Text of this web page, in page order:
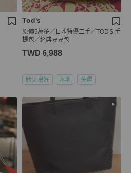
Tod's
原價5萬多／日本特優二手／TOD'S 手
提包／經典豆豆包
TWD 6,988
狀況良好 本地 免運